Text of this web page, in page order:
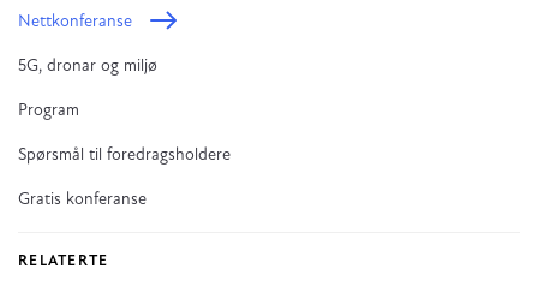
Nettkonferanse
5G, dronar og miljø
Program
Spørsmål til foredragsholdere
Gratis konferanse
RELATERTE